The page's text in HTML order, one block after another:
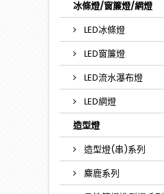
冰條燈/窗簾燈/網燈
LED冰條燈
LED窗簾燈
LED流水瀑布燈
LED網燈
造型燈
造型燈(串)系列
麋鹿系列